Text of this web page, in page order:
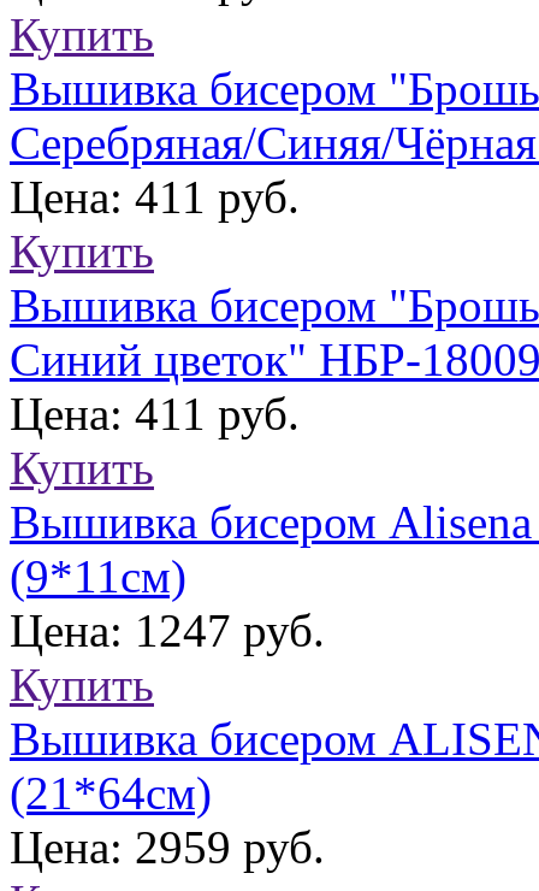
Купить
Вышивка бисером "Брошь
Серебряная/Синяя/
Цена: 411 руб.
Купить
Вышивка бисером
Синий цветок" НБР-
Цена: 411 руб.
Купить
Вышивка бисером
(9*11см)
Цена: 1247 руб.
Купить
Вышивка бисером
(21*64см)
Цена: 2959 руб.